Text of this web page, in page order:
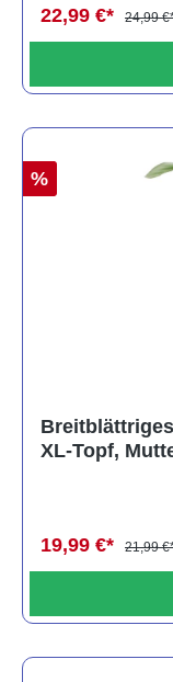
22,99 €* 24,99
%
XL-Topf,
19,99 €* 21,99